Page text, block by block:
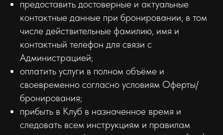
предоставить достоверные и актуальные
контактные данные при бронировании, в том
числе действительные фамилию, имя и
контактный телефон для связи с
Администрацией;
оплатить услуги в полном объёме и
своевременно согласно условиям Оферты/
бронирования;
прибыть в Клуб в назначенное время и
следовать всем инструкциям и правилам